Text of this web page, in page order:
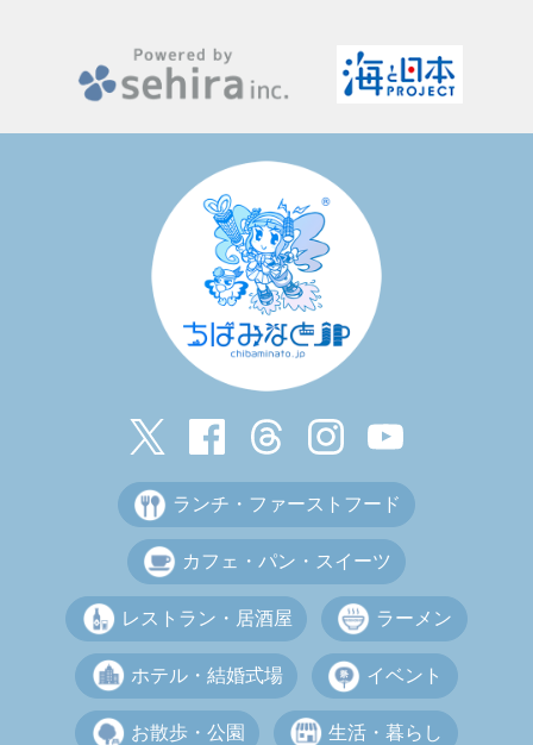
ランチ・ファーストフード
カフェ・パン・スイーツ
レストラン・居酒屋 ラーメン
ホテル・結婚式場 イベント
お散歩・公園 生活・暮らし